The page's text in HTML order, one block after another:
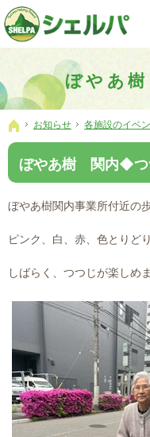
ぼやあ
介護の「通い・泊まり・訪問」から必要
横浜市神奈川区 事業所数No,1の小規模多
ホーム
お知らせ 各施設のイベ
ぼやあ樹 関内◆つ
ぼやあ樹関内事業所付近の
ピンク、白、赤、色とりど
しばらく、つつじが楽し